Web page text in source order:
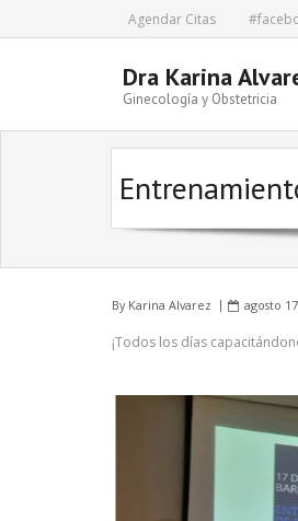
Agendar Citas
Dra Karina
Ginecología y Obstetricia
By Karina Alvarez agosto
¡Todos los días